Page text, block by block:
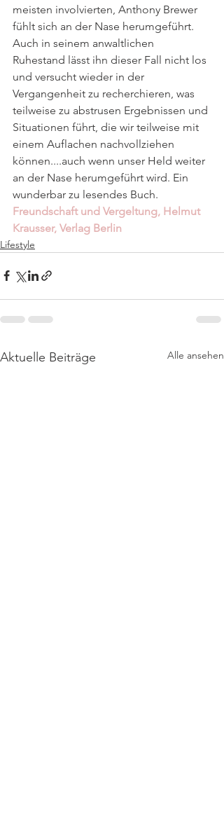
meisten involvierten, Anthony Brewer
fühlt sich an der Nase herumgeführt.
Auch in seinem anwaltlichen
Ruhestand lässt ihn dieser Fall nicht los
und versucht wieder in der
Vergangenheit zu recherchieren, was
teilweise zu abstrusen Ergebnissen und
Situationen führt, die wir teilweise mit
einem Auflachen nachvollziehen
können....auch wenn unser Held weiter
an der Nase herumgeführt wird. Ein
wunderbar zu lesendes Buch.
Freundschaft und Vergeltung, Helmut
Krausser, Verlag Berlin
Lifestyle
Aktuelle Beiträge Alle ansehen